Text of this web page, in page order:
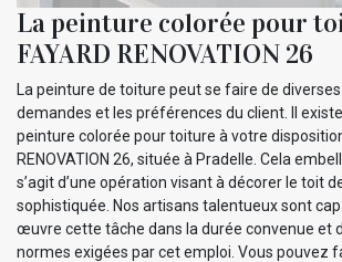
La peinture colorée pour
FAYARD RENOVATION 26
La peinture de toiture peut se faire de
demandes et les préférences du client. Il
peinture colorée pour toiture à votre
RENOVATION 26, située à Pradelle. Cela
s’agit d’une opération visant à décorer le toit
sophistiquée. Nos artisans talentueux sont
œuvre cette tâche dans la durée convenue et
normes exigées par cet emploi. Vous pouvez